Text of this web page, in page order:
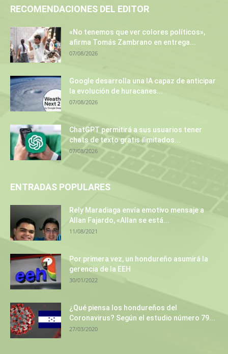
RECOMENDACIONES DEL EDITOR
«No tenemos que ver colores políticos»,
afirma Tomás Zambrano en entrega...
07/08/2026
Google desarrolla una IA capaz de anticipar
la evolución de huracanes...
07/08/2026
ChatGPT permitirá a sus usuarios tener
chats de texto gratis ilimitados...
07/08/2026
ENTRADAS POPULARES
Rely Maradiaga envía emotivo mensaje a
Allan Fajardo, «Allan se está...
11/08/2021
Por primera vez, un hondureño asumirá la
gerencia de la EEH
30/01/2022
¿Qué piensa los hondureños del
Coronavirus? Según el estudio número 79...
27/03/2020